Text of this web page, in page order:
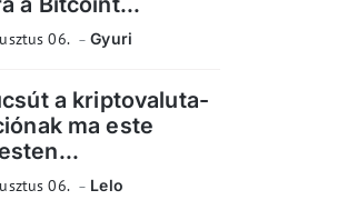
06. Gyuri
a kriptovaluta-
ma este
06. Lelo